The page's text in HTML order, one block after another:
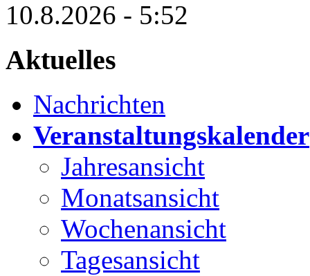
10.8.2026 - 5:52
Aktuelles
Nachrichten
Veranstaltungskalender
Jahresansicht
Monatsansicht
Wochenansicht
Tagesansicht